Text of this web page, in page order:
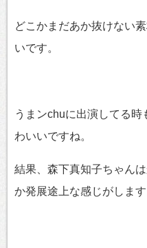
どこかまだあか抜けない
いです。
うまンchuに出演してる
わいいですね。
結果、森下真知子ちゃん
か発展途上な感じがします